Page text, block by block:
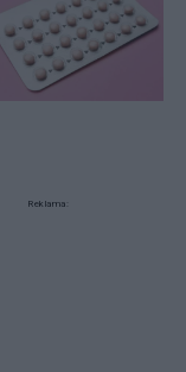
Reklama: